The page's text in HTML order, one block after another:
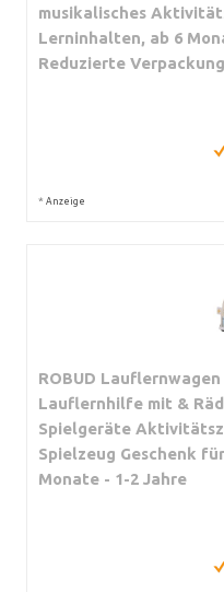
musikalisches
Lerninhalten, ab 6
Reduzierte
* Anzeige
ROBUD
Lauflernhilfe mit &
Spielgeräte
Spielzeug Geschenk
Monate - 1-2 Jahre